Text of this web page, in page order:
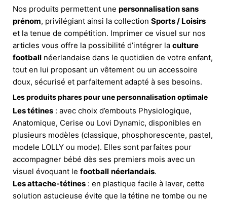
Nos produits permettent une personnalisation sans
prénom, privilégiant ainsi la collection Sports / Loisirs
et la tenue de compétition. Imprimer ce visuel sur nos
articles vous offre la possibilité d’intégrer la culture
football néerlandaise dans le quotidien de votre enfant,
tout en lui proposant un vêtement ou un accessoire
doux, sécurisé et parfaitement adapté à ses besoins.
Les produits phares pour une personnalisation optimale
Les tétines : avec choix d’embouts Physiologique,
Anatomique, Cerise ou Lovi Dynamic, disponibles en
plusieurs modèles (classique, phosphorescente, pastel,
modele LOLLY ou mode). Elles sont parfaites pour
accompagner bébé dès ses premiers mois avec un
visuel évoquant le football néerlandais.
Les attache-tétines : en plastique facile à laver, cette
solution astucieuse évite que la tétine ne tombe ou ne